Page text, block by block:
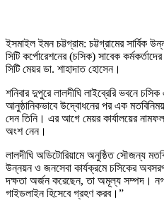
ইসমাইল ইমন চট্টগ্রাম: চট্টগ্রামের সার্বিক
সিটি কর্পোরেশনের (চসিক) সাবেক
সিটি মেয়র ডা. শাহাদাত হোসেন।
শনিবার দুপুরে লালদীঘি লাইব্রেরি ভবনে
আনুষ্ঠানিকভাবে উদ্বোধনের পর এক
দেন তিনি। এর আগে মেয়র কার্যালয়ের
অংশ নেন।
লালদীঘি অডিটোরিয়ামে অনুষ্ঠিত সৌজন্য
উন্নয়ন ও জনসেবা কার্যক্রমে চসিকের
দক্ষতা অর্জন করেছেন, তা অমূল্য সম্পদ।
গাইডলাইন হিসেবে গ্রহণ করব।”